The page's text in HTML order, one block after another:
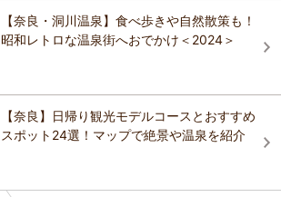
【奈良・洞川温泉】食べ歩きや自然散策も！
昭和レトロな温泉街へおでかけ＜2024＞
【奈良】日帰り観光モデルコースとおすすめ
スポット24選！マップで絶景や温泉を紹介